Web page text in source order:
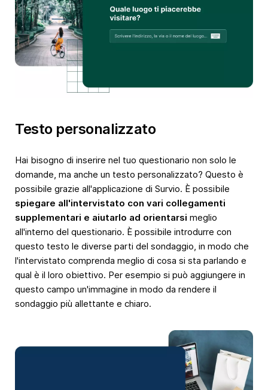
Testo personalizzato
Hai bisogno di inserire nel tuo questionario non solo le
domande, ma anche un testo personalizzato? Questo è
possibile grazie all'applicazione di Survio. È possibile
spiegare all'intervistato con vari collegamenti
supplementari e aiutarlo ad orientarsi meglio
all'interno del questionario. È possibile introdurre con
questo testo le diverse parti del sondaggio, in modo che
l'intervistato comprenda meglio di cosa si sta parlando e
qual è il loro obiettivo. Per esempio si può aggiungere in
questo campo un'immagine in modo da rendere il
sondaggio più allettante e chiaro.